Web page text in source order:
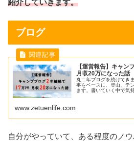
紹介していきます。
ブログ
【運営報告】キャン
月収20万になった話
丸二年ブログを続けてき
事をベースに、登山、テ
ます。書いていく中で気
www.zetuenlife.com
自分がやっていて、ある程度のノ